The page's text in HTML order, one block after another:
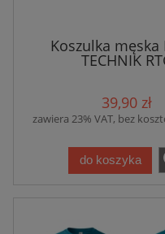
Koszulka męska
TECHNIK
39,90 zł
zawiera 23% VAT, bez
do koszyka